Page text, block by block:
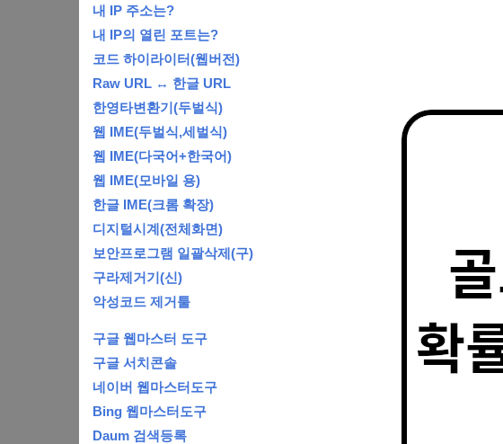
내 IP 주소는?
내 IP의 열린 포트는?
코드 하이라이터(웹버전)
Raw URL ↔ 한글 URL
한영타변환기(두벌식)
웹 IME(두벌식,세벌식)
웹 IME(다국어+한국어)
웹 IME(모바일 용)
한글 IME(크롬 확장)
디지털시계(전체화면)
보안프로그램 일괄삭제(구)
구라제거기(신)
악성코드 제거툴
구글 웹마스터 도구
구글 서치콘솔
네이버 웹마스터도구
Bing 웹마스터도구
Daum 검색등록